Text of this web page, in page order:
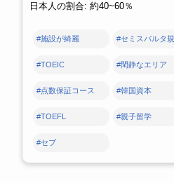
日本人の割合: 約40~60％
#施設が綺麗 #セミスパルタ
#TOEIC #閑静なエリア
#点数保証コース #韓国資本
#TOEFL #親子留学
#セブ